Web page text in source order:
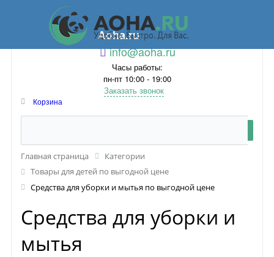
Aoha.ru
info@aoha.ru
Часы работы:
пн-пт 10:00 - 19:00
Заказать звонок
Корзина
Главная страница
Категории
Товары для детей по выгодной цене
Средства для уборки и мытья по выгодной цене
Средства для уборки и
мытья